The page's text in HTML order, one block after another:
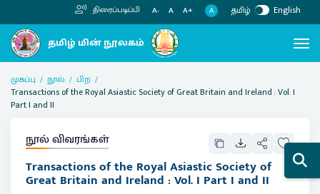
திரைப்படிப்பி A- A A+ A தமிழ் English
முகப்பு நூல்
பிற
Transactions of the Royal Asiastic Society of Great Britain and Ireland : Vol. I
Part I and II
நூல் விவரங்கள்
Transactions of the Royal Asiastic Society of
Great Britain and Ireland : Vol. I Part I and II